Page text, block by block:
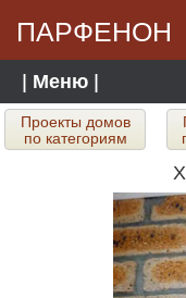
ПАРФЕНОН
| Меню |
Проекты домов
по категориям